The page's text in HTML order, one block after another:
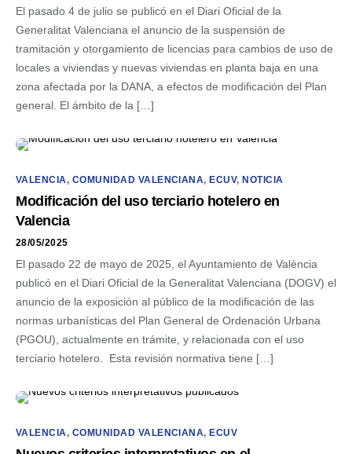
El pasado 4 de julio se publicó en el Diari Oficial de la
Generalitat Valenciana el anuncio de la suspensión de
tramitación y otorgamiento de licencias para cambios de uso de
locales a viviendas y nuevas viviendas en planta baja en una
zona afectada por la DANA, a efectos de modificación del Plan
general. El ámbito de la […]
VALENCIA, COMUNIDAD VALENCIANA, ECUV, NOTICIA
Modificación del uso terciario hotelero en
Valencia
28/05/2025
El pasado 22 de mayo de 2025, el Ayuntamiento de València
publicó en el Diari Oficial de la Generalitat Valenciana (DOGV) el
anuncio de la exposición al público de la modificación de las
normas urbanísticas del Plan General de Ordenación Urbana
(PGOU), actualmente en trámite, y relacionada con el uso
terciario hotelero. Esta revisión normativa tiene […]
VALENCIA, COMUNIDAD VALENCIANA, ECUV